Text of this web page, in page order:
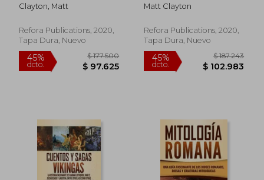
Mitos del Oriente
Clayton, Matt
Refora Publications, 2020,
Tapa Dura, Nuevo
Romanos, Diosas y
Matt Clayton
Refora Publications, 2020,
Tapa Dura, Nuevo